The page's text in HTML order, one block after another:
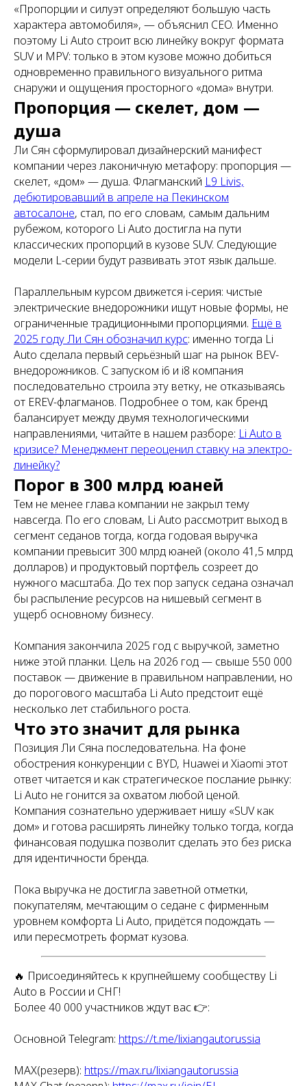
«Пропорции и силуэт определяют большую часть
характера автомобиля», — объяснил CEO. Именно
поэтому Li Auto строит всю линейку вокруг формата
SUV и MPV: только в этом кузове можно добиться
одновременно правильного визуального ритма
снаружи и ощущения просторного «дома» внутри.
Пропорция — скелет, дом —
душа
Ли Сян сформулировал дизайнерский манифест
компании через лаконичную метафору: пропорция —
скелет, «дом» — душа. Флагманский L9 Livis,
дебютировавший в апреле на Пекинском
автосалоне, стал, по его словам, самым дальним
рубежом, которого Li Auto достигла на пути
классических пропорций в кузове SUV. Следующие
модели L-серии будут развивать этот язык дальше.
Параллельным курсом движется i-серия: чистые
электрические внедорожники ищут новые формы, не
ограниченные традиционными пропорциями. Ещё в
2025 году Ли Сян обозначил курс: именно тогда Li
Auto сделала первый серьёзный шаг на рынок BEV-
внедорожников. С запуском i6 и i8 компания
последовательно строила эту ветку, не отказываясь
от EREV-флагманов. Подробнее о том, как бренд
балансирует между двумя технологическими
направлениями, читайте в нашем разборе: Li Auto в
кризисе? Менеджмент переоценил ставку на электро-
линейку?
Порог в 300 млрд юаней
Тем не менее глава компании не закрыл тему
навсегда. По его словам, Li Auto рассмотрит выход в
сегмент седанов тогда, когда годовая выручка
компании превысит 300 млрд юаней (около 41,5 млрд
долларов) и продуктовый портфель созреет до
нужного масштаба. До тех пор запуск седана означал
бы распыление ресурсов на нишевый сегмент в
ущерб основному бизнесу.
Компания закончила 2025 год с выручкой, заметно
ниже этой планки. Цель на 2026 год — свыше 550 000
поставок — движение в правильном направлении, но
до порогового масштаба Li Auto предстоит ещё
несколько лет стабильного роста.
Что это значит для рынка
Позиция Ли Сяна последовательна. На фоне
обострения конкуренции с BYD, Huawei и Xiaomi этот
ответ читается и как стратегическое послание рынку:
Li Auto не гонится за охватом любой ценой.
Компания сознательно удерживает нишу «SUV как
дом» и готова расширять линейку только тогда, когда
финансовая подушка позволит сделать это без риска
для идентичности бренда.
Пока выручка не достигла заветной отметки,
покупателям, мечтающим о седане с фирменным
уровнем комфорта Li Auto, придётся подождать —
или пересмотреть формат кузова.
🔥 Присоединяйтесь к крупнейшему сообществу Li
Auto в России и СНГ!
Более 40 000 участников ждут вас 👉:
Основной Telegram: https://t.me/lixiangautorussia
MAX(резерв): https://max.ru/lixiangautorussia